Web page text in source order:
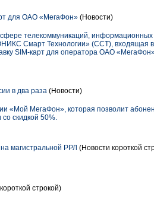
для ОАО «МегаФон» (Новости)
телекоммуникаций, информационных
Смарт Технологии» (ССТ), входящая
SIM-карт для оператора ОАО
в два раза (Новости)
«Мой МегаФон», которая позволит
скидкой 50%.
магистральной РРЛ (Новости короткой
строкой)